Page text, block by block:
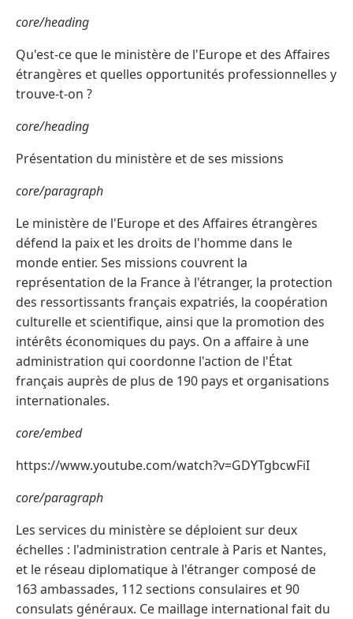
core/heading
Qu'est‑ce que le ministère de l'Europe et des Affaires
étrangères et quelles opportunités professionnelles y
trouve‑t‑on ?
core/heading
Présentation du ministère et de ses missions
core/paragraph
Le ministère de l'Europe et des Affaires étrangères
défend la paix et les droits de l'homme dans le
monde entier. Ses missions couvrent la
représentation de la France à l'étranger, la protection
des ressortissants français expatriés, la coopération
culturelle et scientifique, ainsi que la promotion des
intérêts économiques du pays. On a affaire à une
administration qui coordonne l'action de l'État
français auprès de plus de 190 pays et organisations
internationales.
core/embed
https://www.youtube.com/watch?v=GDYTgbcwFiI
core/paragraph
Les services du ministère se déploient sur deux
échelles : l'administration centrale à Paris et Nantes,
et le réseau diplomatique à l'étranger composé de
163 ambassades, 112 sections consulaires et 90
consulats généraux. Ce maillage international fait du